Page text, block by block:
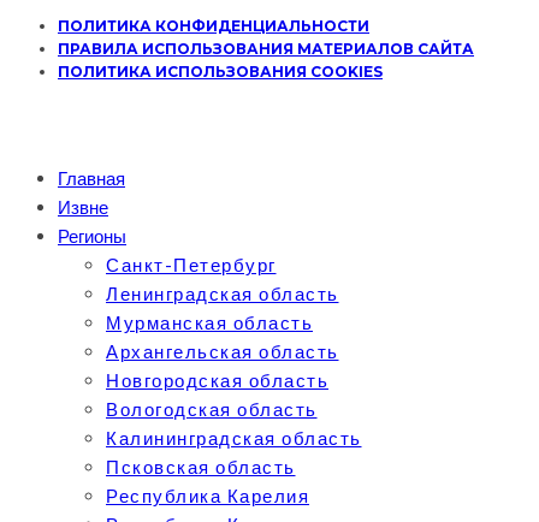
ПОЛИТИКА КОНФИДЕНЦИАЛЬНОСТИ
ПРАВИЛА ИСПОЛЬЗОВАНИЯ МАТЕРИАЛОВ САЙТА
ПОЛИТИКА ИСПОЛЬЗОВАНИЯ COOKIES
Главная
Извне
Регионы
Санкт-Петербург
Ленинградская область
Мурманская область
Архангельская область
Новгородская область
Вологодская область
Калининградская область
Псковская область
Республика Карелия